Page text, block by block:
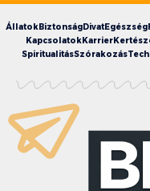
ÁllatokBiztonságDivatEgészség
KapcsolatokKarrier
SpiritualitásSzórakozás